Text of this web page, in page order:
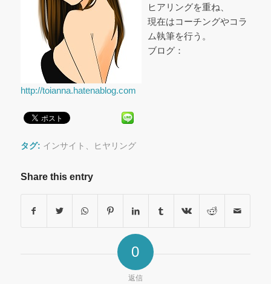
ヒアリングを重ね、
現在はコーチングやコラ
ム執筆を行う。
ブログ：
http://toianna.hatenablog.com
タグ: インサイト、ヒヤリング
Share this entry
0
返信